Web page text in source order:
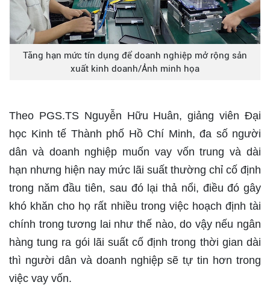
Tăng hạn mức tín dụng để doanh nghiệp mở rộng sản
xuất kinh doanh/Ảnh minh họa
Theo PGS.TS Nguyễn Hữu Huân, giảng viên Đại
học Kinh tế Thành phố Hồ Chí Minh, đa số người
dân và doanh nghiệp muốn vay vốn trung và dài
hạn nhưng hiện nay mức lãi suất thường chỉ cố định
trong năm đầu tiên, sau đó lại thả nổi, điều đó gây
khó khăn cho họ rất nhiều trong việc hoạch định tài
chính trong tương lai như thế nào, do vậy nếu ngân
hàng tung ra gói lãi suất cố định trong thời gian dài
thì người dân và doanh nghiệp sẽ tự tin hơn trong
việc vay vốn.